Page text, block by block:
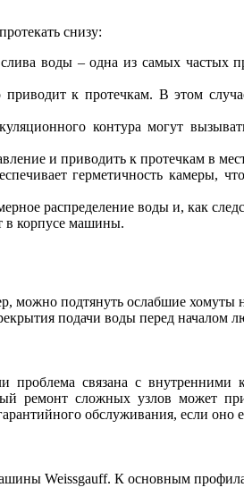
снизу:
воды – одна из самых частых
к протечкам. В этом
контура могут
и приводить к протечкам в
герметичность камеры,
распределение воды и, как
в корпусе машины.
можно подтянуть ослабшие
подачи воды перед началом
проблема связана с
ремонт сложных узлов может
обслуживания, если оно
Weissgauff. К основным